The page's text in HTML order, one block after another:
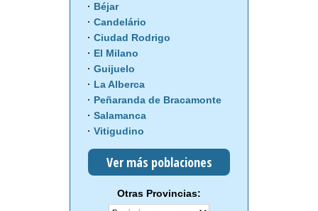
Béjar
Candelário
Ciudad Rodrigo
El Milano
Guijuelo
La Alberca
Peñaranda de Bracamonte
Salamanca
Vitigudino
Ver más poblaciones
Otras Provincias: